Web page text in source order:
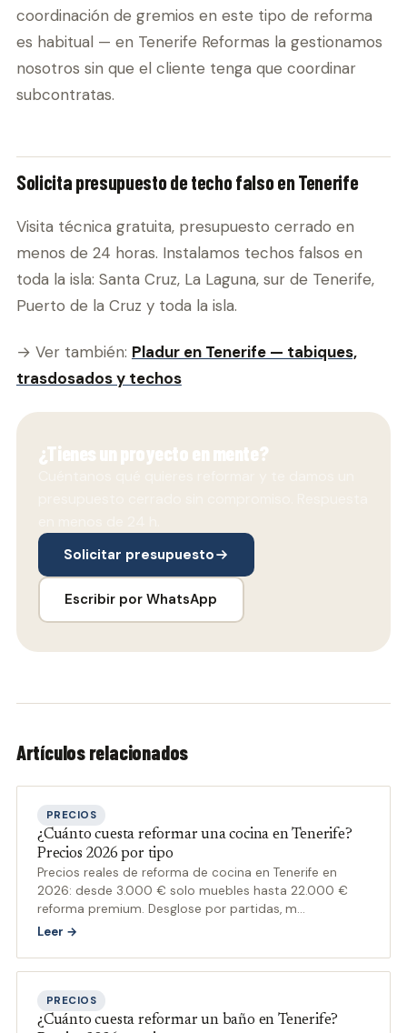
coordinación de gremios en este tipo de reforma
es habitual — en Tenerife Reformas la gestionamos
nosotros sin que el cliente tenga que coordinar
subcontratas.
Solicita presupuesto de techo falso en Tenerife
Visita técnica gratuita, presupuesto cerrado en
menos de 24 horas. Instalamos techos falsos en
toda la isla: Santa Cruz, La Laguna, sur de Tenerife,
Puerto de la Cruz y toda la isla.
→ Ver también: Pladur en Tenerife — tabiques,
trasdosados y techos
¿Tienes un proyecto en mente?
Solicitar presupuesto
Escribir por WhatsApp
Artículos relacionados
PRECIOS
¿Cuánto cuesta reformar una cocina en Tenerife?
Precios 2026 por tipo
Precios reales de reforma de cocina en Tenerife en
2026: desde 3.000 € solo muebles hasta 22.000 €
reforma premium. Desglose por partidas, m…
Leer →
PRECIOS
¿Cuánto cuesta reformar un baño en Tenerife?